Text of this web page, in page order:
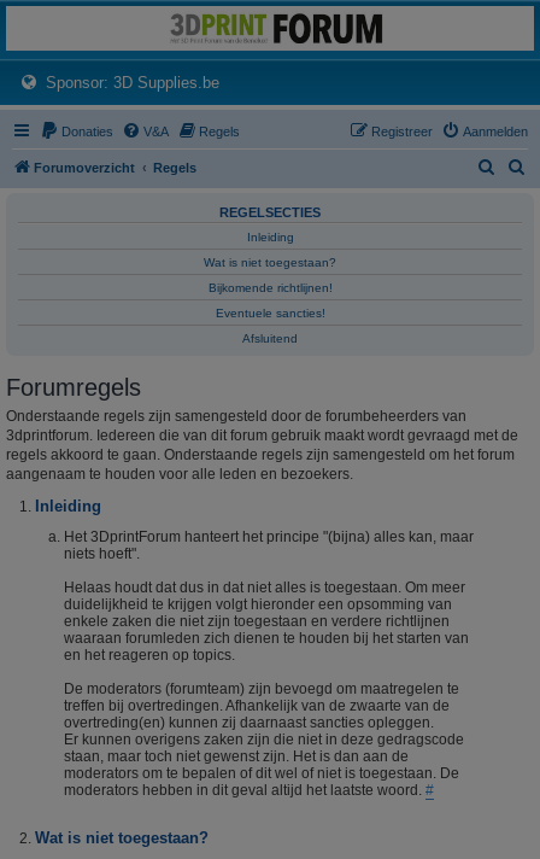
Het 3D print forum van de Benelux na de sluiting van 3dprintforum.nl
Sponsor: 3D Supplies.be(Opens a new tab)
Donaties V&A Regels Aanmelden
Registreer
Forumoverzicht Regels
e
REGELSECTIES
Inleiding
Wat is niet toegestaan?
Bijkomende richtlijnen!
Eventuele sancties!
Afsluitend
Forumregels
Onderstaande regels zijn samengesteld door de forumbeheerders van
3dprintforum. Iedereen die van dit forum gebruik maakt wordt gevraagd met de
regels akkoord te gaan. Onderstaande regels zijn samengesteld om het forum
aangenaam te houden voor alle leden en bezoekers.
Inleiding
Het 3DprintForum hanteert het principe "(bijna) alles kan, maar
niets hoeft".
Helaas houdt dat dus in dat niet alles is toegestaan. Om meer
duidelijkheid te krijgen volgt hieronder een opsomming van
enkele zaken die niet zijn toegestaan en verdere richtlijnen
waaraan forumleden zich dienen te houden bij het starten van
en het reageren op topics.
De moderators (forumteam) zijn bevoegd om maatregelen te
treffen bij overtredingen. Afhankelijk van de zwaarte van de
overtreding(en) kunnen zij daarnaast sancties opleggen.
Er kunnen overigens zaken zijn die niet in deze gedragscode
staan, maar toch niet gewenst zijn. Het is dan aan de
moderators om te bepalen of dit wel of niet is toegestaan. De
moderators hebben in dit geval altijd het laatste woord. #
Wat is niet toegestaan?